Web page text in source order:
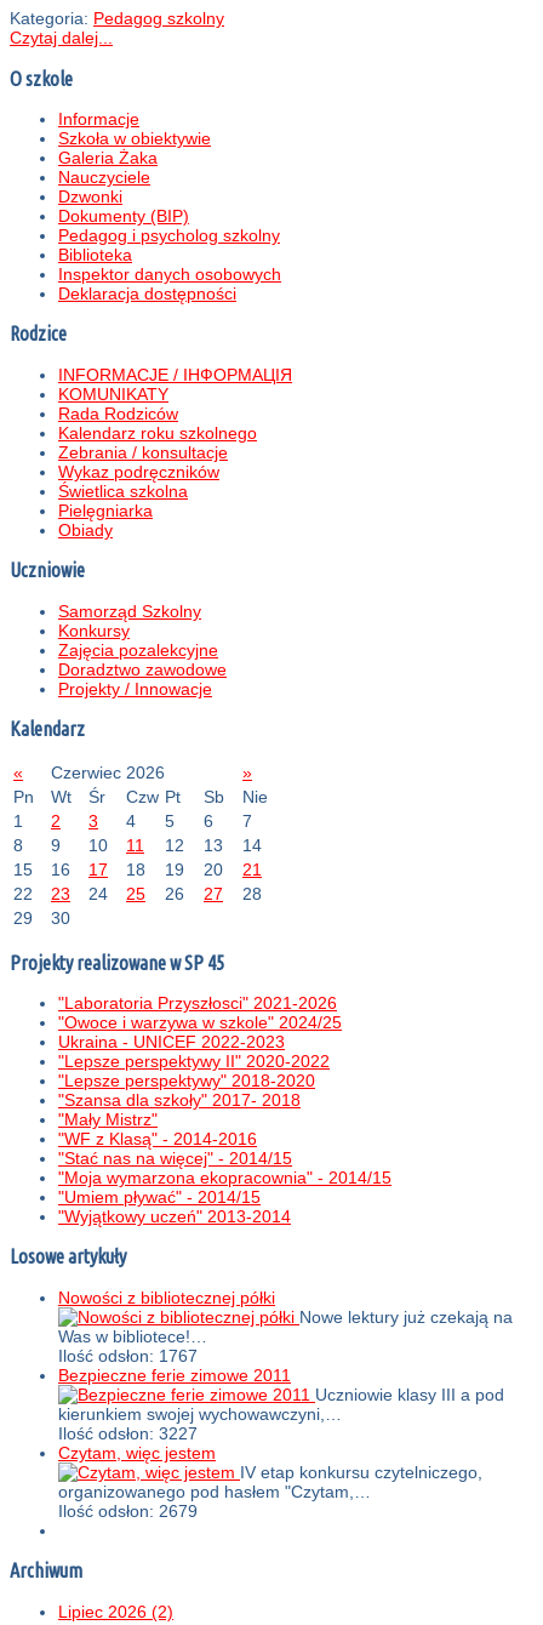
Kategoria: Pedagog szkolny
Czytaj dalej...
O szkole
Informacje
Szkoła w obiektywie
Galeria Żaka
Nauczyciele
Dzwonki
Dokumenty (BIP)
Pedagog i psycholog szkolny
Biblioteka
Inspektor danych osobowych
Deklaracja dostępności
Rodzice
INFORMACJE / ІНФОРМАЦІЯ
KOMUNIKATY
Rada Rodziców
Kalendarz roku szkolnego
Zebrania / konsultacje
Wykaz podręczników
Świetlica szkolna
Pielęgniarka
Obiady
Uczniowie
Samorząd Szkolny
Konkursy
Zajęcia pozalekcyjne
Doradztwo zawodowe
Projekty / Innowacje
Kalendarz
« Czerwiec 2026
»
Pn
Wt Śr Czw Pt Sb
Nie
1
2 3 4 5 6
7
8
9 10 11 12 13
14
15
16 17 18 19 20
21
22
23 24 25 26 27
28
29
30
Projekty realizowane w SP 45
"Laboratoria Przyszłosci" 2021-2026
"Owoce i warzywa w szkole" 2024/25
Ukraina - UNICEF 2022-2023
"Lepsze perspektywy II" 2020-2022
"Lepsze perspektywy" 2018-2020
"Szansa dla szkoły" 2017- 2018
"Mały Mistrz"
"WF z Klasą" - 2014-2016
"Stać nas na więcej" - 2014/15
"Moja wymarzona ekopracownia" - 2014/15
"Umiem pływać" - 2014/15
"Wyjątkowy uczeń" 2013-2014
Losowe artykuły
Nowości z bibliotecznej półki
Nowe lektury już czekają na
Was w bibliotece!…
Ilość odsłon: 1767
Bezpieczne ferie zimowe 2011
Uczniowie klasy III a pod
kierunkiem swojej wychowawczyni,…
Ilość odsłon: 3227
Czytam, więc jestem
IV etap konkursu czytelniczego,
organizowanego pod hasłem "Czytam,…
Ilość odsłon: 2679
Archiwum
Lipiec 2026 (2)